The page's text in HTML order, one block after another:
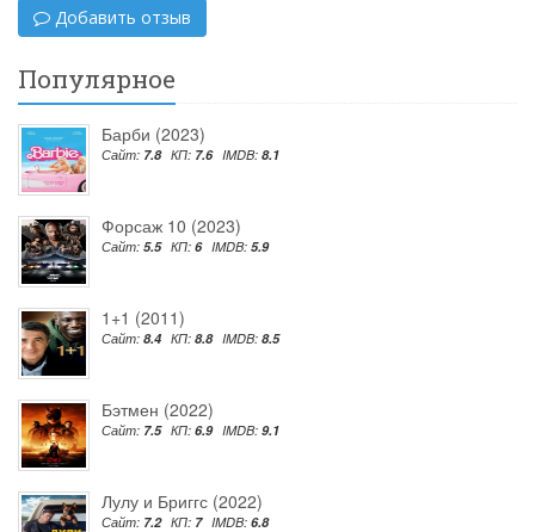
Добавить отзыв
Популярное
Барби (2023)
Сайт: 7.8 КП: 7.6 IMDB: 8.1
Форсаж 10 (2023)
Сайт: 5.5 КП: 6 IMDB: 5.9
1+1 (2011)
Сайт: 8.4 КП: 8.8 IMDB: 8.5
Бэтмен (2022)
Сайт: 7.5 КП: 6.9 IMDB: 9.1
Лулу и Бриггс (2022)
Сайт: 7.2 КП: 7 IMDB: 6.8